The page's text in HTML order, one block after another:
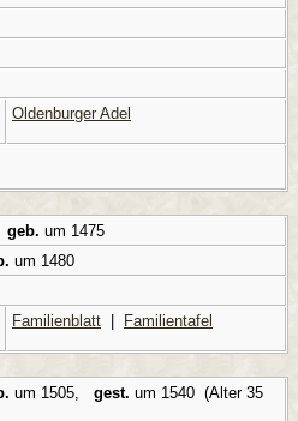
Oldenburger Adel
geb. um 1475
um 1480
Familienblatt Familientafel
um 1505, gest. um 1540 (Alter 35